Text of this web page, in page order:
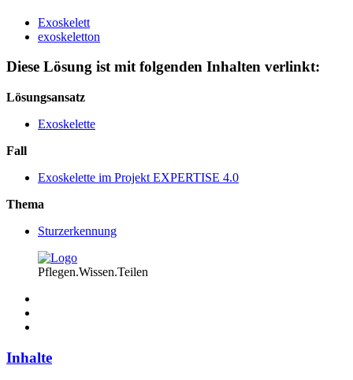
Exoskelett
exoskeletton
Diese Lösung ist mit folgenden Inhalten verlinkt:
Lösungsansatz
Exoskelette
Fall
Exoskelette im Projekt EXPERTISE 4.0
Thema
Sturzerkennung
Pflegen.Wissen.Teilen
Inhalte